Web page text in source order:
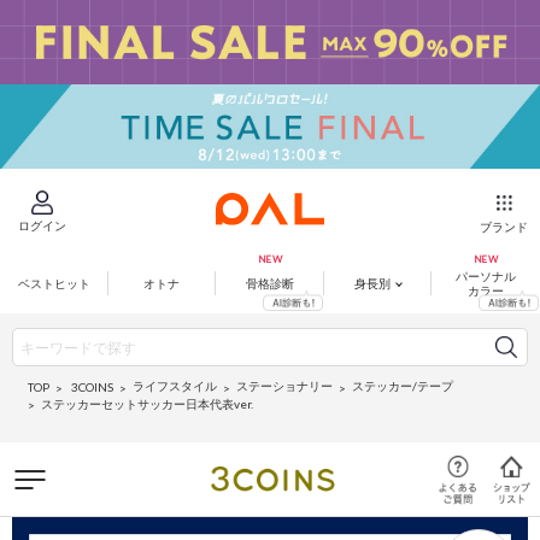
ログイン ブランド
ベストヒット オトナ 骨格診断 身長別
パーソナル
カラー
TOP 3COINS ライフスタイル ステーショナリー
ステッカー/テープ
ステッカーセットサッカー日本代表ver.